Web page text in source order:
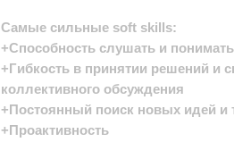
Самые сильные soft skills:
+Способность слушать и
+Гибкость в принятии решений и
коллективного обсуждения
+Постоянный поиск новых идей и
+Проактивность